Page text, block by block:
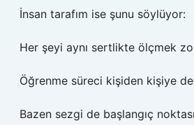
İnsan tarafım ise şunu söylüyor:
Her şeyi aynı sertlikte ölçmek
Öğrenme süreci kişiden kişiye
Bazen sezgi de başlangıç